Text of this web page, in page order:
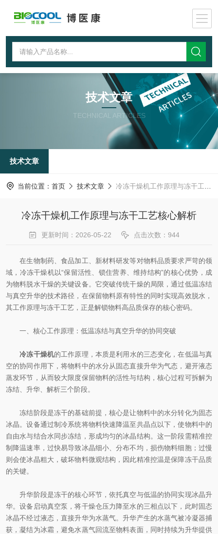
技术文章
TECHNICAL ARTICLES
技术文章
当前位置： 首页 技术文章 冷冻干燥机工作原理与冻干工艺核心解析
冷冻干燥机工作原理与冻干工艺核心解析
更新时间：2026-05-22 点击次数：944
在生物制药、食品加工、新材料研发等对物料品质要求严苛的领
域，冷冻干燥机以“保留活性、锁住营养、维持结构”的核心优势，成
为物料脱水干燥的关键设备。它突破传统干燥的局限，通过低温冻结
与真空升华的技术路径，在保留物料原有特性的同时实现高效脱水，
其工作原理与冻干工艺，正是解锁物料高品质保存的核心密码。
一、核心工作原理：低温冻结与真空升华的协同突破
冷冻干燥机的工作原理，本质是利用水的三态变化，在低温与真
空的协同作用下，将物料中的水分从固态直接升华为气态，避开液态
蒸发环节，从而较大限度保留物料的活性与结构，核心过程可拆解为
冻结、升华、解析三个阶段。
冻结阶段是冻干的基础前提，核心是让物料中的水分转化为固态
冰晶。设备通过制冷系统将物料快速降温至共晶点以下，使物料中的
自由水与结合水同步冻结，形成均匀的冰晶结构。这一阶段需精准控
制降温速率，过快易导致冰晶细小、分布不均，损伤物料细胞；过慢
则会使冰晶粗大，破坏物料微观结构，因此精准控温是保障冻干品质
的关键。
升华阶段是冻干的核心环节，依托真空与低温的协同实现冰晶升
华。设备启动真空泵，将干燥仓压力降至水的三相点以下，此时固态
冰晶不经过液态，直接升华为水蒸气。升华产生的水蒸气被冷凝器捕
获，凝结为冰霜，避免水蒸气回流至物料表面，同时持续为升华提供